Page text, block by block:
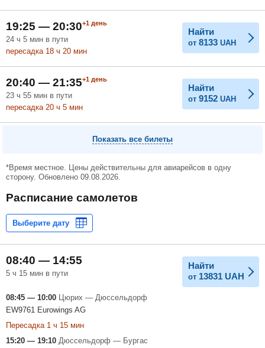
19:25 — 20:30+1 день
24 ч 5 мин в пути
пересадка 18 ч 20 мин
Найти
от 8133 UAH
20:40 — 21:35+1 день
23 ч 55 мин в пути
пересадка 20 ч 5 мин
Найти
от 9152 UAH
Показать все билеты
*Время местное. Цены действительны для авиарейсов в одну
сторону. Обновлено 09.08.2026.
Расписание самолетов
08:40 — 14:55
5 ч 15 мин в пути
Найти
от 13831 UAH
08:45 — 10:00 Цюрих — Дюссельдорф
EW9761 Eurowings AG
Пересадка 1 ч 15 мин
15:20 — 19:10 Дюссельдорф — Бургас